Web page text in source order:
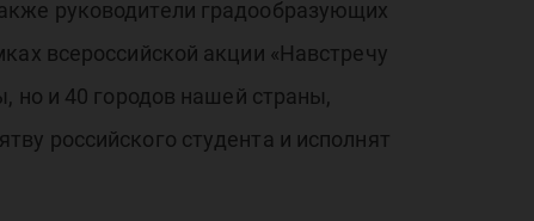
руководители градообразующих
всероссийской акции «Навстречу
но и 40 городов нашей страны,
российского студента и исполнят